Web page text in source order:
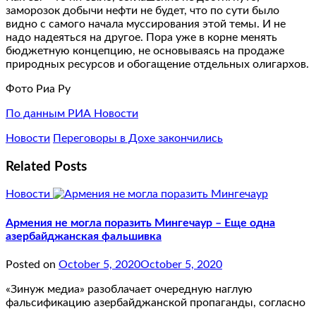
заморозок добычи нефти не будет, что по сути было
видно с самого начала муссирования этой темы. И не
надо надеяться на другое. Пора уже в корне менять
бюджетную концепцию, не основываясь на продаже
природных ресурсов и обогащение отдельных олигархов.
Фото Риа Ру
По данным РИА Новости
Новости Переговоры в Дохе закончились
Related Posts
Новости
Армения не могла поразить Мингечаур – Еще одна
азербайджанская фальшивка
Posted on October 5, 2020October 5, 2020
«Зинуж медиа» разоблачает очередную наглую
фальсификацию азербайджанской пропаганды, согласно